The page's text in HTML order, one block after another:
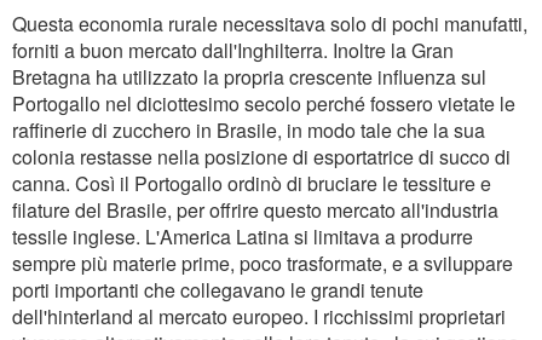
Questa economia rurale necessitava solo di pochi manufatti,
forniti a buon mercato dall'Inghilterra. Inoltre la Gran
Bretagna ha utilizzato la propria crescente influenza sul
Portogallo nel diciottesimo secolo perché fossero vietate le
raffinerie di zucchero in Brasile, in modo tale che la sua
colonia restasse nella posizione di esportatrice di succo di
canna. Così il Portogallo ordinò di bruciare le tessiture e
filature del Brasile, per offrire questo mercato all'industria
tessile inglese. L'America Latina si limitava a produrre
sempre più materie prime, poco trasformate, e a sviluppare
porti importanti che collegavano le grandi tenute
dell'hinterland al mercato europeo. I ricchissimi proprietari